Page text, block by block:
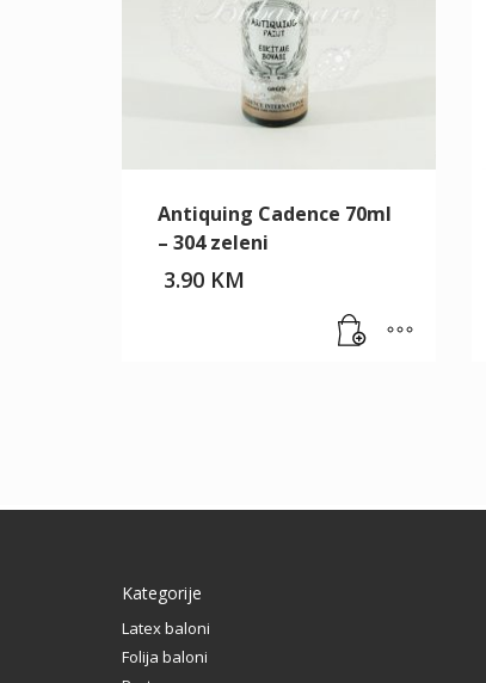
Antiquing Cadence 70ml
– 304 zeleni
3.90 KM
Kategorije
Latex baloni
Folija baloni